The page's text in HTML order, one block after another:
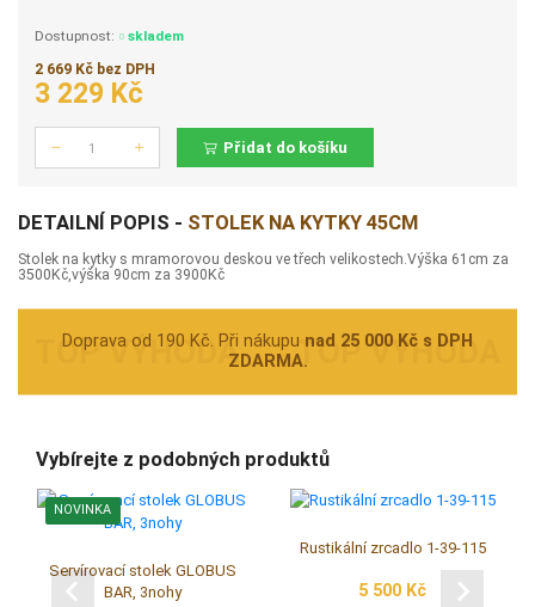
Dostupnost:
skladem
2 669 Kč bez DPH
3 229 Kč
Přidat do košíku
DETAILNÍ POPIS - STOLEK NA KYTKY 45CM
Stolek na kytky s mramorovou deskou ve třech velikostech.Výška 61cm za
3500Kč,výška 90cm za 3900Kč
Doprava od 190 Kč. Při nákupu nad 25 000 Kč s DPH
ZDARMA.
Vybírejte z podobných produktů
NOVINKA
Servírovací stolek GLOBUS
BAR, 3nohy
Rustikální zrcadlo 1-39-115
5 500 Kč